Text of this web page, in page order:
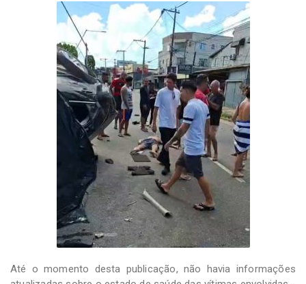
Até o momento desta publicação, não havia informações